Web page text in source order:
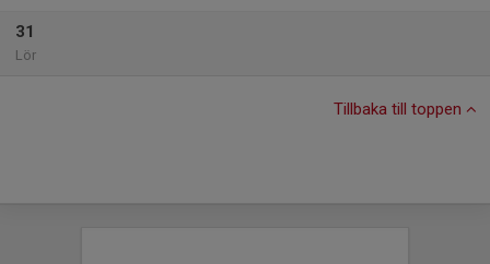
31
Lör
Tillbaka till toppen